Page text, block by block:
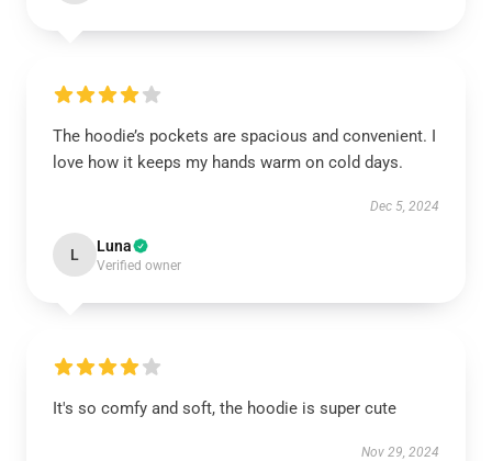
The hoodie’s pockets are spacious and convenient. I
love how it keeps my hands warm on cold days.
Dec 5, 2024
L Luna
Verified owner
It's so comfy and soft, the hoodie is super cute
Nov 29, 2024